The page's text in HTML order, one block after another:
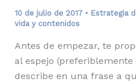
10 de julio de 2017 • Estrategia
vida y contenidos
Antes de empezar, te
al espejo
describe en una frase a